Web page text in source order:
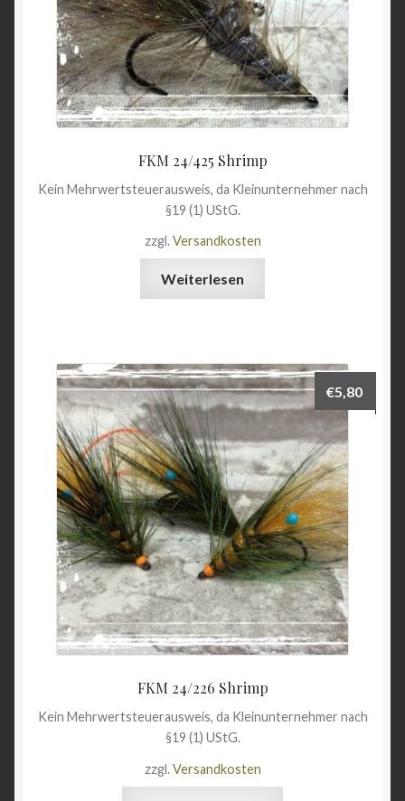
FKM 24/425 Shrimp
Kein Mehrwertsteuerausweis, da Kleinunternehmer nach
§19 (1) UStG.
zzgl.Versandkosten
Weiterlesen
FKM 24/226 Shrimp
€5,80
Kein Mehrwertsteuerausweis, da Kleinunternehmer nach
§19 (1) UStG.
zzgl.Versandkosten